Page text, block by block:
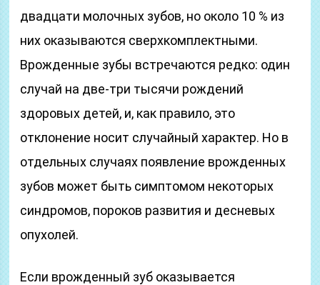
двадцати молочных зубов, но около 10 % из
них оказываются сверхкомплектными.
Врожденные зубы встречаются редко: один
случай на две-три тысячи рождений
здоровых детей, и, как правило, это
отклонение носит случайный характер. Но в
отдельных случаях появление врожденных
зубов может быть симптомом некоторых
синдромов, пороков развития и десневых
опухолей.
Если врожденный зуб оказывается